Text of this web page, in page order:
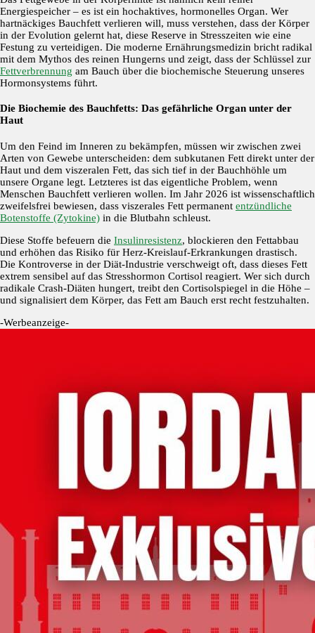
Energiespeicher – es ist ein hochaktives, hormonelles Organ. Wer
hartnäckiges Bauchfett verlieren will, muss verstehen, dass der Körper
in der Evolution gelernt hat, diese Reserve in Stresszeiten wie eine
Festung zu verteidigen. Die moderne Ernährungsmedizin bricht radikal
mit dem Mythos des reinen Hungerns und zeigt, dass der Schlüssel zur
Fettverbrennung am Bauch über die biochemische Steuerung unseres
Hormonsystems führt.
Die Biochemie des Bauchfetts: Das gefährliche Organ unter der
Haut
Um den Feind im Inneren zu bekämpfen, müssen wir zwischen zwei
Arten von Gewebe unterscheiden: dem subkutanen Fett direkt unter der
Haut und dem viszeralen Fett, das sich tief in der Bauchhöhle um
unsere Organe legt. Letzteres ist das eigentliche Problem, wenn
Menschen Bauchfett verlieren wollen. Im Jahr 2026 ist wissenschaftlich
zweifelsfrei bewiesen, dass viszerales Fett permanent entzündliche
Botenstoffe (Zytokine) in die Blutbahn schleust.
Diese Stoffe befeuern die Insulinresistenz, blockieren den Fettabbau
und erhöhen das Risiko für Herz-Kreislauf-Erkrankungen drastisch.
Die Kontroverse in der Diät-Industrie verschweigt oft, dass dieses Fett
extrem sensibel auf das Stresshormon Cortisol reagiert. Wer sich durch
radikale Crash-Diäten hungert, treibt den Cortisolspiegel in die Höhe –
und signalisiert dem Körper, das Fett am Bauch erst recht festzuhalten.
-Werbeanzeige-